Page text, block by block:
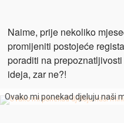
Naime, prije nekoliko
promijeniti postojeće
poraditi na
ideja, zar ne?!
Ovako mi ponekad djeluju naši